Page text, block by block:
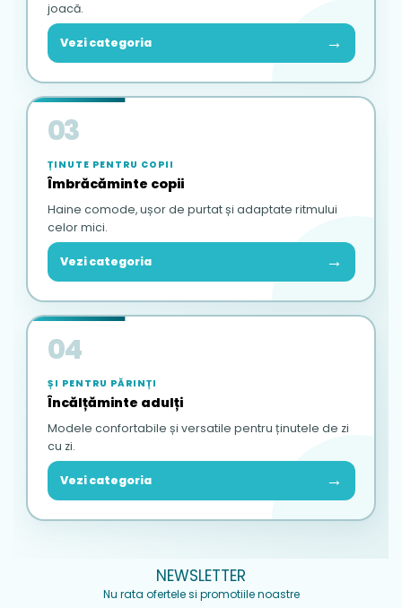
joacă.
Vezi categoria →
03
ȚINUTE PENTRU COPII
Îmbrăcăminte copii
Haine comode, ușor de purtat și adaptate ritmului
celor mici.
Vezi categoria →
04
ȘI PENTRU PĂRINȚI
Încălțăminte adulți
Modele confortabile și versatile pentru ținutele de zi
cu zi.
Vezi categoria →
NEWSLETTER
Nu rata ofertele si promotiile noastre